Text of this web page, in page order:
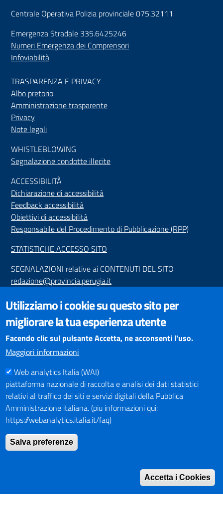
Centrale Operativa Polizia provinciale 075.32111
Emergenza Stradale 335.6425246
Numeri Emergenza dei Comprensori
Infoviabilità
TRASPARENZA E PRIVACY
Albo pretorio
Amministrazione trasparente
Privacy
Note legali
WHISTLEBLOWING
Segnalazione condotte illecite
ACCESSIBILITÀ
Dichiarazione di accessibilità
Feedback accessibilità
Obiettivi di accessibilità
Responsabile del Procedimento di Pubblicazione (RPP)
STATISTICHE ACCESSO SITO
SEGNALAZIONI relative ai CONTENUTI DEL SITO
redazione@provincia.perugia.it
VISUALIZZAZIONE CONTENUTI
Il sito internet della Provincia di Perugia è ottimizzato per
essere visualizzato dai principali browser aggiornati. L'uso di
browser non aggiornati può creare problemi di visualizzazione
dei contenuti.
PAGAMENTI
SOCIAL NETWORKS
Pagina Facebook
Profilo Instagram
PNRR (Piano Nazionale di Ripresa e Resilienza)
Utilizziamo i cookie su questo sito per
migliorare la tua esperienza utente
Facendo clic sul pulsante Accetta, ne acconsenti l'uso.
Maggiori informazioni
Web analytics Italia (WAI)
piattaforma nazionale di raccolta e analisi dei dati statistici
relativi al traffico dei siti e servizi digitali della Pubblica
Amministrazione italiana. (piu informazioni qui:
https://webanalytics.italia.it/faq)
Salva preferenze
Accetta i Cookies